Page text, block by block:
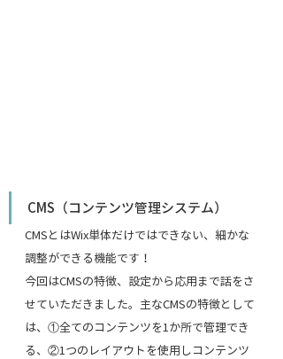
CMS（コンテンツ管理システム）
CMSとはWix単体だけではできない、細かな
調整ができる機能です！
今回はCMSの特徴、設定から応用まで話をさ
せていただきました。主なCMSの特徴として
は、①全てのコンテンツを1か所で管理でき
る、②1つのレイアウトを使用しコンテンツ